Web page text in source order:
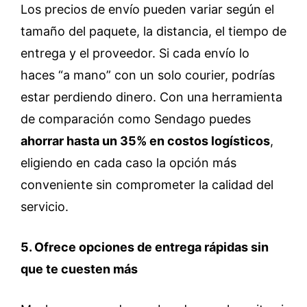
Los precios de envío pueden variar según el
tamaño del paquete, la distancia, el tiempo de
entrega y el proveedor. Si cada envío lo
haces “a mano” con un solo courier, podrías
estar perdiendo dinero. Con una herramienta
de comparación como Sendago puedes
ahorrar hasta un 35% en costos logísticos,
eligiendo en cada caso la opción más
conveniente sin comprometer la calidad del
servicio.
5. Ofrece opciones de entrega rápidas sin
que te cuesten más